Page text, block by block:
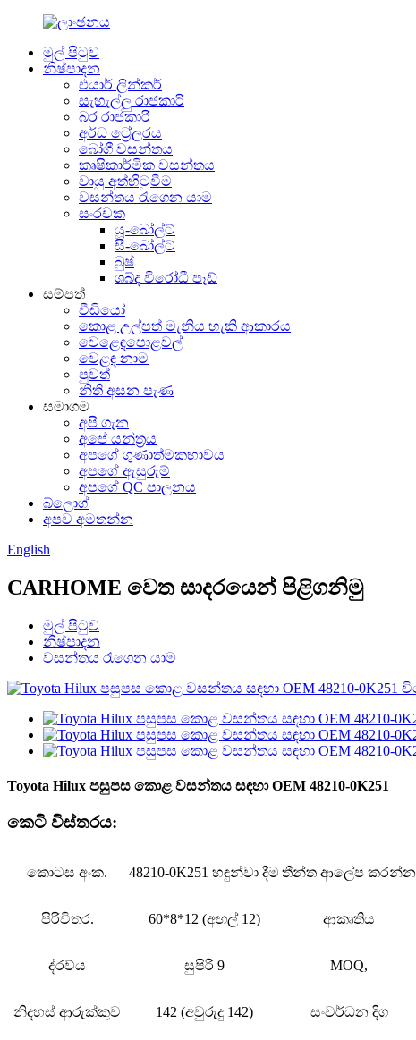
මුල් පිටුව
නිෂ්පාදන
එයාර් ලින්කර්
සැහැල්ලු රාජකාරි
බර රාජකාරි
අර්ධ ට්‍රේලරය
බෝගී වසන්තය
කෘෂිකාර්මික වසන්තය
වායු අත්හිටුවීම
වසන්තය රැගෙන යාම
සංරචක
යූ-බෝල්ට්
සී-බෝල්ට්
බුෂ්
ශබ්ද විරෝධී පෑඩ්
සම්පත්
වීඩියෝ
කොළ උල්පත් මැනිය හැකි ආකාරය
වෙළෙඳපොළවල්
වෙළඳ නාම
පුවත්
නිති අසන පැණ
සමාගම
අපි ගැන
අපේ යන්ත්‍රය
අපගේ ගුණාත්මකභාවය
අපගේ ඇසුරුම්
අපගේ QC පාලනය
බ්ලොග්
අපව අමතන්න
English
CARHOME වෙත සාදරයෙන් පිළිගනිමු
මුල් පිටුව
නිෂ්පාදන
වසන්තය රැගෙන යාම
Toyota Hilux පසුපස කොළ වසන්තය සඳහා OEM 48210-0K251
කෙටි විස්තරය:
කොටස අංක. 48210-0K251 හඳුන්වා දීම තීන්ත ආලේප කරන්න
පිරිවිතර. 60*8*12 (අඟල් 12) ආකෘතිය
ද්රව්ය සුපිරි 9 MOQ,
නිදහස් ආරුක්කුව 142 (අවුරුදු 142) සංවර්ධන දිග